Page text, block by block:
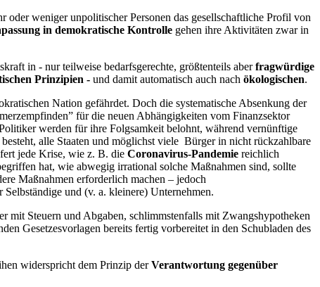
weniger unpolitischer Personen das gesellschaftliche Profil von
in demokratische Kontrolle gehen ihre Aktivitäten zwar in
in - nur teilweise bedarfsgerechte, größtenteils aberfragwürdige
Prinzipien - und damit automatisch auch nach ökologischen.
Nation gefährdet. Doch die systematische Absenkung der
für die neuen Abhängigkeiten vom Finanzsektor
werden für ihre Folgsamkeit belohnt, während vernünftige
alle Staaten und möglichst viele Bürger in nicht rückzahlbare
jede Krise, wie z. B. die Coronavirus-Pandemie reichlich
hat, wie abwegig irrational solche Maßnahmen sind, sollte
Maßnahmen erforderlich machen – jedoch
Selbständige und (v. a. kleinere) Unternehmen.
mit Steuern und Abgaben, schlimmstenfalls mit Zwangshypotheken
Gesetzesvorlagen bereits fertig vorbereitet in den Schubladen des
widerspricht dem Prinzip derVerantwortung gegenüber